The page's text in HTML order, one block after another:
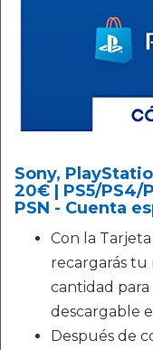
Sony,
20€ | PS5/PS4/
PSN - Cuenta
Con la
recargarás tu
cantidad
descargable
Después de